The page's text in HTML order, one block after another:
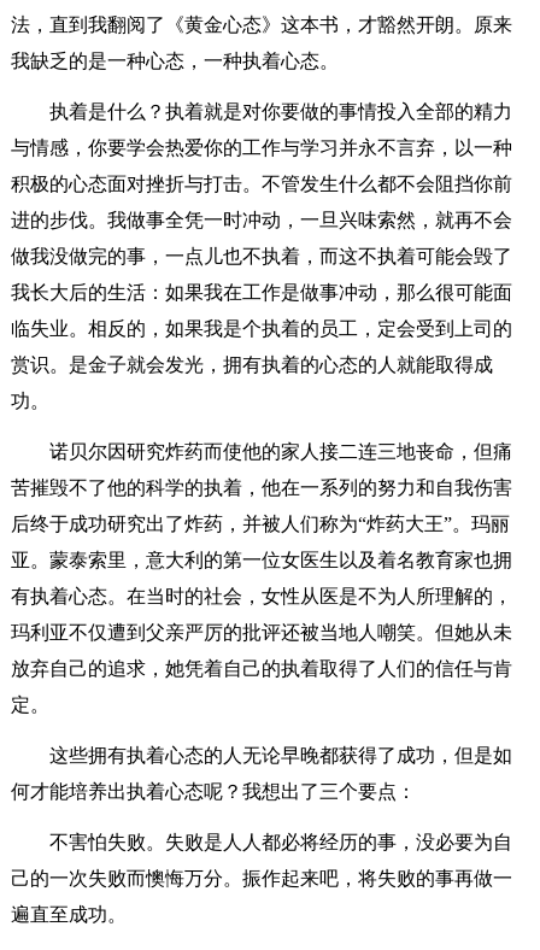
法，直到我翻阅了《黄金心态》这本书，才豁然开朗。原来
我缺乏的是一种心态，一种执着心态。
执着是什么？执着就是对你要做的事情投入全部的精力
与情感，你要学会热爱你的工作与学习并永不言弃，以一种
积极的心态面对挫折与打击。不管发生什么都不会阻挡你前
进的步伐。我做事全凭一时冲动，一旦兴味索然，就再不会
做我没做完的事，一点儿也不执着，而这不执着可能会毁了
我长大后的生活：如果我在工作是做事冲动，那么很可能面
临失业。相反的，如果我是个执着的员工，定会受到上司的
赏识。是金子就会发光，拥有执着的心态的人就能取得成
功。
诺贝尔因研究炸药而使他的家人接二连三地丧命，但痛
苦摧毁不了他的科学的执着，他在一系列的努力和自我伤害
后终于成功研究出了炸药，并被人们称为“炸药大王”。玛丽
亚。蒙泰索里，意大利的第一位女医生以及着名教育家也拥
有执着心态。在当时的社会，女性从医是不为人所理解的，
玛利亚不仅遭到父亲严厉的批评还被当地人嘲笑。但她从未
放弃自己的追求，她凭着自己的执着取得了人们的信任与肯
定。
这些拥有执着心态的人无论早晚都获得了成功，但是如
何才能培养出执着心态呢？我想出了三个要点：
不害怕失败。失败是人人都必将经历的事，没必要为自
己的一次失败而懊悔万分。振作起来吧，将失败的事再做一
遍直至成功。